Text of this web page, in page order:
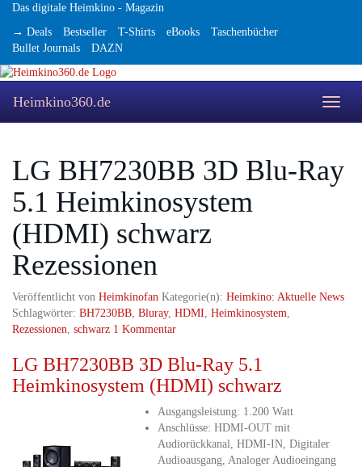
Skip
main
content
Das digitale Heimkino - Magazin
→ Deals
Bestseller T-Shirts eBooks
Taschenbücher
Bullet Journals
DAZN
Toggle
Heimkino360.de
LG BH7230BB 3D Blu-Ray
5.1 Heimkinosystem
(HDMI) schwarz
Rezessionen
Veröffentlicht von Heimkinofan Kategorie(n): Heimkino: Aktuelle News
Schlagwörter: BH7230BB, Bluray, HDMI, Heimkinosystem,
Rezessionen, schwarz 1 Kommentar
LG BH7230BB 3D Blu-Ray 5.1
Heimkinosystem (HDMI) schwarz
Ausgangsleistung: 1.200 Watt
Anschlüsse: HDMI-OUT mit
Audiorückkanal, HDMI-IN, Digitaler
Audioausgang, Analoger Audioeingang